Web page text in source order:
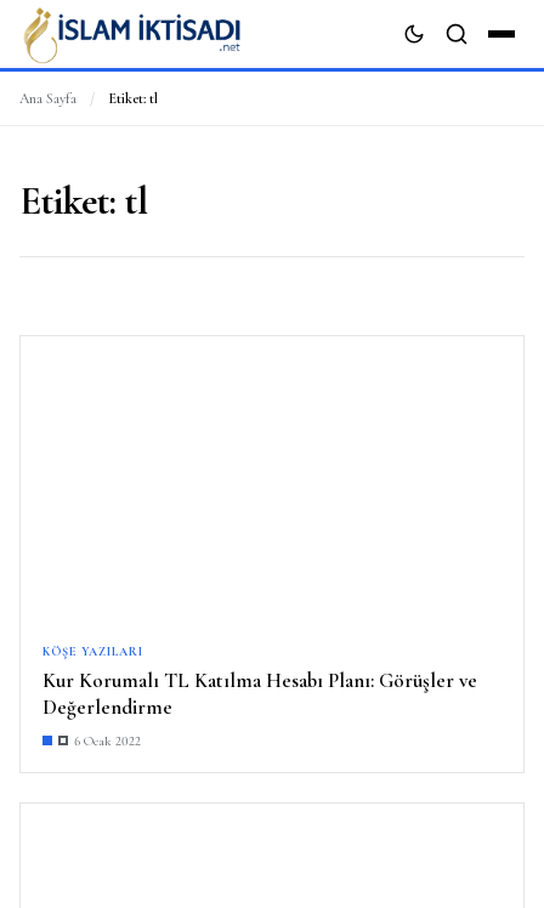
Ana Sayfa / Etiket: tl
Etiket: tl
KÖŞE YAZILARI
Kur Korumalı TL Katılma Hesabı Planı: Görüşler ve
Değerlendirme
6 Ocak 2022